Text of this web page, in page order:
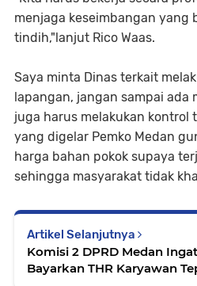
menjaga keseimbangan yang
tindih,"lanjut Rico Waas.
Saya minta Dinas terkait
lapangan, jangan sampai ada
juga harus melakukan kontrol
yang digelar Pemko Medan
harga bahan pokok supaya
sehingga masyarakat tidak
Artikel Selanjutnya
Komisi 2 DPRD Medan
Bayarkan THR Karyawan